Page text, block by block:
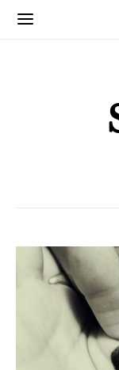
CUMPĂRĂ